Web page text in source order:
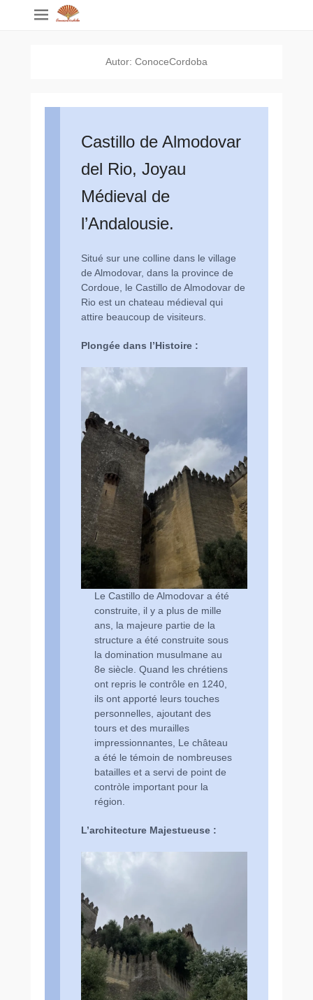
Autor: ConoceCordoba
Castillo de Almodovar
del Rio, Joyau
Médieval de
l’Andalousie.
Situé sur une colline dans le village
de Almodovar, dans la province de
Cordoue, le Castillo de Almodovar de
Rio est un chateau médieval qui
attire beaucoup de visiteurs.
Plongée dans l’Histoire :
Le Castillo de Almodovar a été
construite, il y a plus de mille
ans, la majeure partie de la
structure a été construite sous
la domination musulmane au
8e siècle. Quand les chrétiens
ont repris le contrôle en 1240,
ils ont apporté leurs touches
personnelles, ajoutant des
tours et des murailles
impressionnantes, Le château
a été le témoin de nombreuses
batailles et a servi de point de
contròle important pour la
région.
L’architecture Majestueuse :